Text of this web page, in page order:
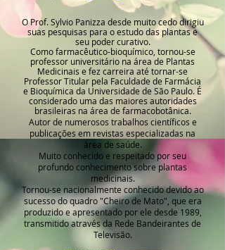
O Prof. Sylvio Panizza desde muito cedo dirigiu
suas pesquisas para o estudo das plantas e
seu poder curativo.
Como farmacêutico-bioquímico, tornou-se
professor universitário na área de Plantas
Medicinais e fez carreira até tornar-se
Professor Titular pela Faculdade de Farmácia
e Bioquímica da Universidade de São Paulo. É
considerado uma das maiores autoridades
brasileiras na área de farmacobotânica.
Autor de numerosos trabalhos científicos e
publicações em revistas especializadas na
área de saúde.
Muito conhecido e respeitado por seu
profundo conhecimento sobre plantas
medicinais.
Tornou-se nacionalmente conhecido devido ao
sucesso do quadro "Cheiro de Mato", que era
produzido e apresentado por ele desde 1989,
transmitido através da Rede Bandeirantes de
Televisão.